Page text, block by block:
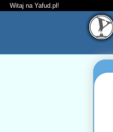
Witaj na Yafud.pl!